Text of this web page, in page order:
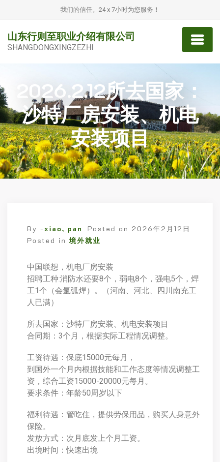
我们的信任。24 x 7小时为您服务！
山东行则至职业介绍有限公司
SHANGDONGXINGZEZHI
2026.2.12所去国家：
沙特厂房安装、机电
安装项目
By -xiao, pan Posted on 2026年2月12日
Posted in 境外就业
中国联想，机电厂房安装
招聘工种:消防水还要8个，弱电8个，强电5个，焊
工1个（会氩弧焊）。（河南、河北、四川南充工
人已满）
所去国家：沙特厂房安装、机电安装项目
合同期：3个月，根据实际工程情况调整。
工资待遇：保底15000元每月，
到国外一个月内根据技能和工作态度等情况调整工
资，综合工资15000-20000元每月。
要求条件：年龄50周岁以下
福利待遇：管吃住，提供劳保用品，购买人身意外
保险。
发放方式：次月底发上个月工资。
出境时间：快速出境